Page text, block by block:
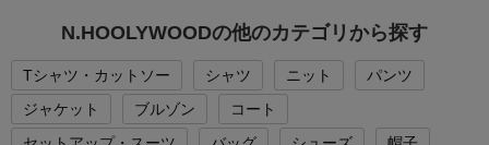
N.HOOLYWOODの他のカテゴリから探す
Tシャツ・カットソー シャツ ニット
パンツ
ジャケット
ブルゾン
コート